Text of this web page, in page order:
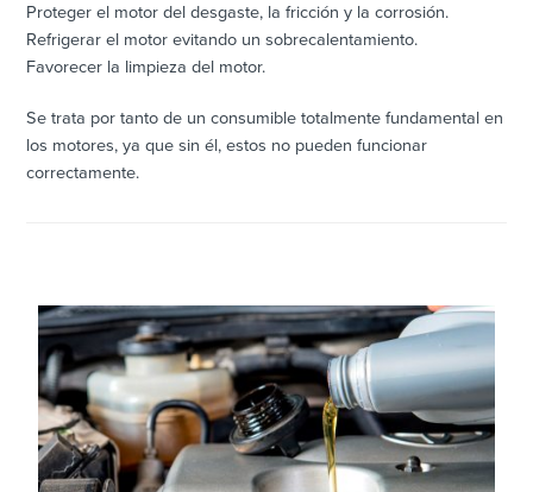
Proteger el motor del desgaste, la fricción y la corrosión.
Refrigerar el motor evitando un sobrecalentamiento.
Favorecer la limpieza del motor.
Se trata por tanto de un consumible totalmente fundamental en
los motores, ya que sin él, estos no pueden funcionar
correctamente.